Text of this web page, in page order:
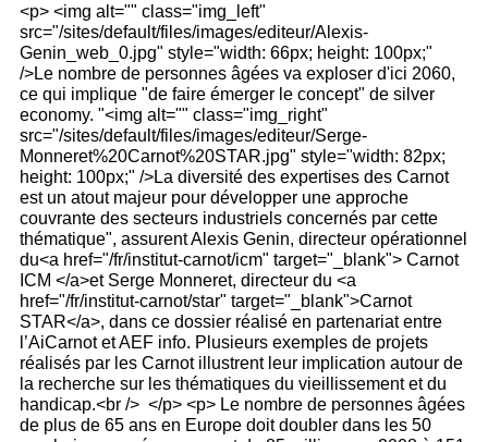
<p> <img alt="" class="img_left"
src="/sites/default/files/images/editeur/Alexis-
Genin_web_0.jpg" style="width: 66px; height: 100px;"
/>Le nombre de personnes âgées va exploser d'ici 2060,
ce qui implique "de faire émerger le concept" de silver
economy. "<img alt="" class="img_right"
src="/sites/default/files/images/editeur/Serge-
Monneret%20Carnot%20STAR.jpg" style="width: 82px;
height: 100px;" />La diversité des expertises des Carnot
est un atout majeur pour développer une approche
couvrante des secteurs industriels concernés par cette
thématique", assurent Alexis Genin, directeur opérationnel
du<a href="/fr/institut-carnot/icm" target="_blank"> Carnot
ICM </a>et Serge Monneret, directeur du <a
href="/fr/institut-carnot/star" target="_blank">Carnot
STAR</a>, dans ce dossier réalisé en partenariat entre
l’AiCarnot et AEF info. Plusieurs exemples de projets
réalisés par les Carnot illustrent leur implication autour de
la recherche sur les thématiques du vieillissement et du
handicap.<br /> </p> <p> Le nombre de personnes âgées
de plus de 65 ans en Europe doit doubler dans les 50